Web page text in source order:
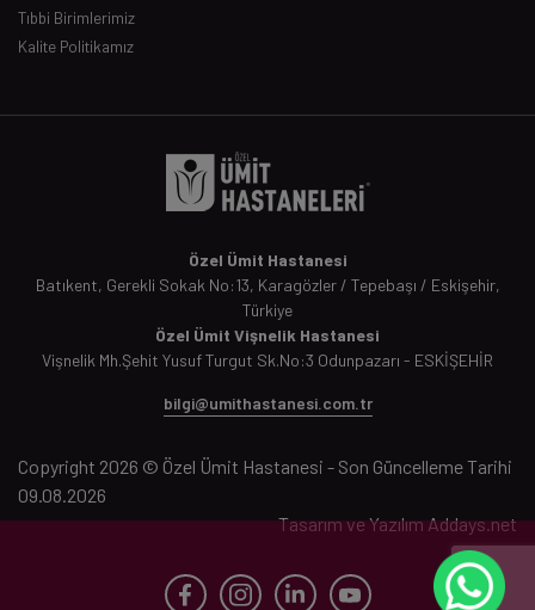
Tıbbi Birimlerimiz
Kalite Politikamız
Özel Ümit Hastanesi
Batıkent, Gerekli Sokak No:13, Karagözler / Tepebaşı / Eskişehir,
Türkiye
Özel Ümit Vişnelik Hastanesi
Vişnelik Mh.Şehit Yusuf Turgut Sk.No:3 Odunpazarı - ESKİŞEHİR
bilgi@umithastanesi.com.tr
Copyright 2026 © Özel Ümit Hastanesi - Son Güncelleme Tarihi
09.08.2026
Tasarım ve YazılımAddays.net